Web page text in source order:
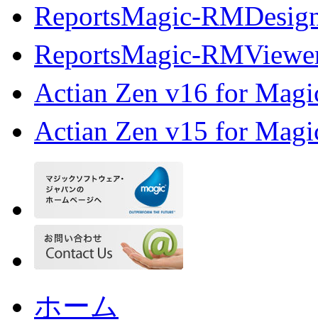
ReportsMagic-
ReportsMagic-
Actian Zen v16 for
Actian Zen v15 for
ホーム